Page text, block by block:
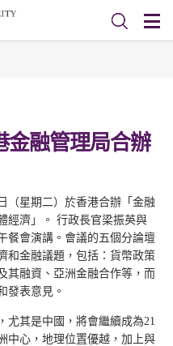
金融管理局合辦
（星期二）於香港合辦「金融
經濟」。 行政長官梁振英與
餐會演講。會議的五個分論壇
和金融議題，包括：貨幣政策
其融資、亞洲金融合作等，而
發表意見。
尤其是中國，將會繼續成為21
中心，地理位置優越，加上與